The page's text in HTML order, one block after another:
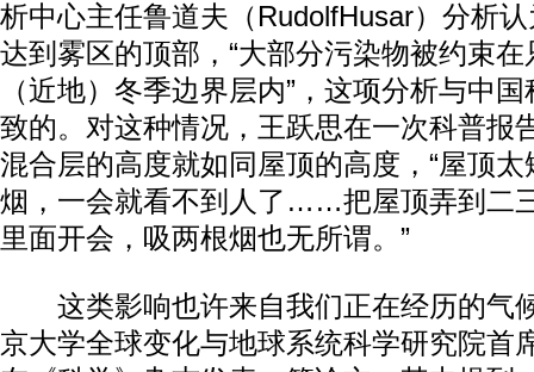
析中心主任鲁道夫（RudolfHusar）分析
达到雾区的顶部，“大部分污染物被约束
（近地）冬季边界层内”，这项分析与中
致的。对这种情况，王跃思在一次科普报
混合层的高度就如同屋顶的高度，“屋顶
烟，一会就看不到人了……把屋顶弄到二
里面开会，吸两根烟也无所谓。”
这类影响也许来自我们正在经历的气
京大学全球变化与地球系统科学研究院首